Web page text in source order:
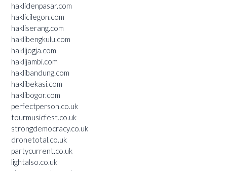
haklidenpasar.com
haklicilegon.com
hakliserang.com
haklibengkulu.com
haklijogja.com
haklijambi.com
haklibandung.com
haklibekasi.com
haklibogor.com
perfectperson.co.uk
tourmusicfest.co.uk
strongdemocracy.co.uk
dronetotal.co.uk
partycurrent.co.uk
lightalso.co.uk